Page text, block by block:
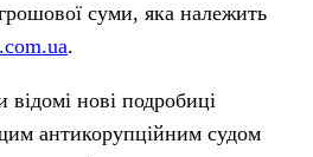
суми, яка належить
.
нові подробиці
антикорупційним судом